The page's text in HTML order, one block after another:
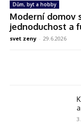
Dům, byt a hobby
Moderní domov
jednoduchost a
svet zeny - 29.6.2026